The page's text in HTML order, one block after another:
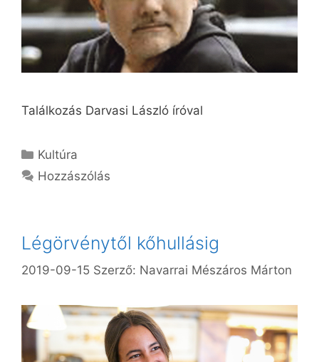
Találkozás Darvasi László íróval
Kategória
Kultúra
Hozzászólás
Légörvénytől kőhullásig
2019-09-15 Szerző: Navarrai Mészáros Márton